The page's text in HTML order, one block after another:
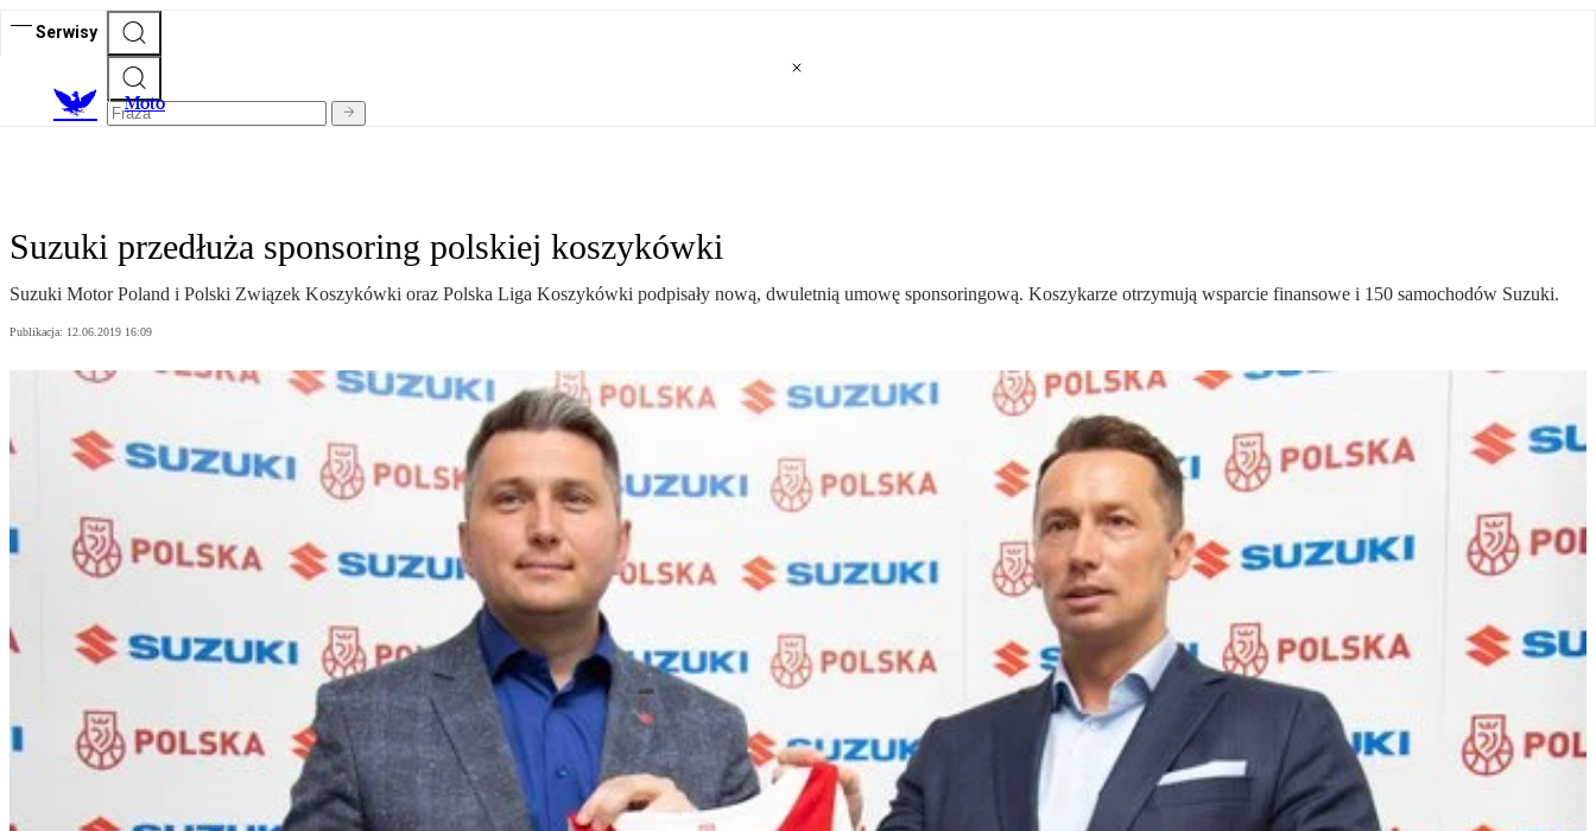
Serwisy
Moto
Suzuki przedłuża sponsoring polskiej koszykówki
Suzuki Motor Poland i Polski Związek Koszykówki oraz Polska Liga Koszykówki podpisały nową, dwuletnią umowę sponsoringową. Koszykarze otrzymują wsparcie finansowe i 150 samochodów Suzuki.
Publikacja: 12.06.2019 16:09